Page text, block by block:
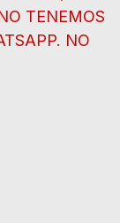
TENEMOS
NO